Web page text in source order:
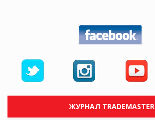
ЖУРНАЛ TRADEMASTER